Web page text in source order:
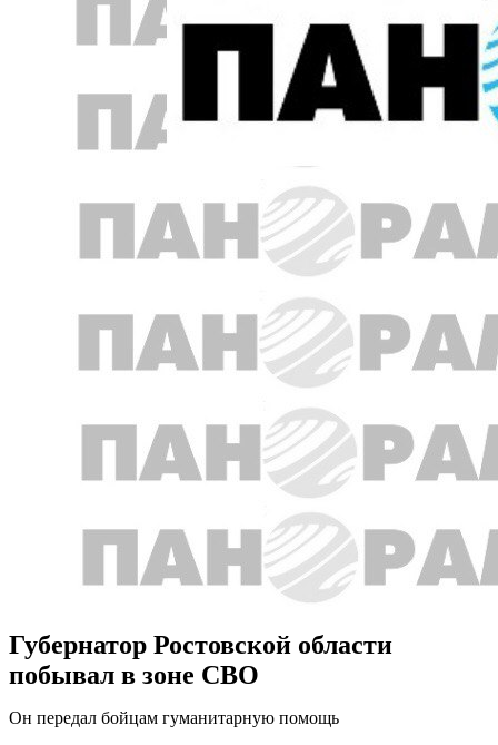
Губернатор Ростовской области
побывал в зоне СВО
Он передал бойцам гуманитарную помощь